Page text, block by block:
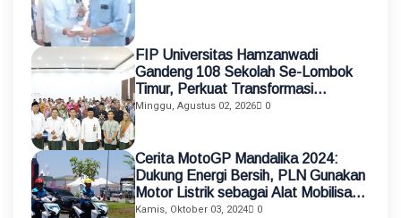
FIP Universitas Hamzanwadi
Gandeng 108 Sekolah Se-Lombok
Timur, Perkuat Transformasi
Pendidikan melalui Asistensi
Minggu, Agustus 02, 2026 0
Cerita MotoGP Mandalika 2024:
Dukung Energi Bersih, PLN Gunakan
Motor Listrik sebagai Alat Mobilisasi
Petugas
Kamis, Oktober 03, 2024 0